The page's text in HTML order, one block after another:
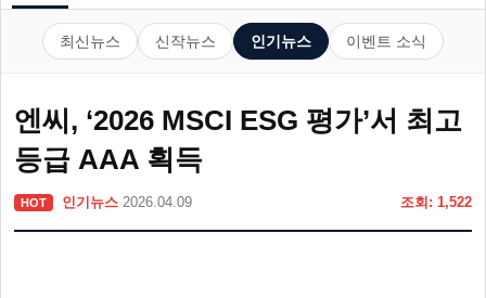
최신뉴스 신작뉴스 인기뉴스 이벤트 소식
엔씨, ‘2026 MSCI ESG 평가’서 최고
등급 AAA 획득
HOT 인기뉴스 2026.04.09 조회: 1,522